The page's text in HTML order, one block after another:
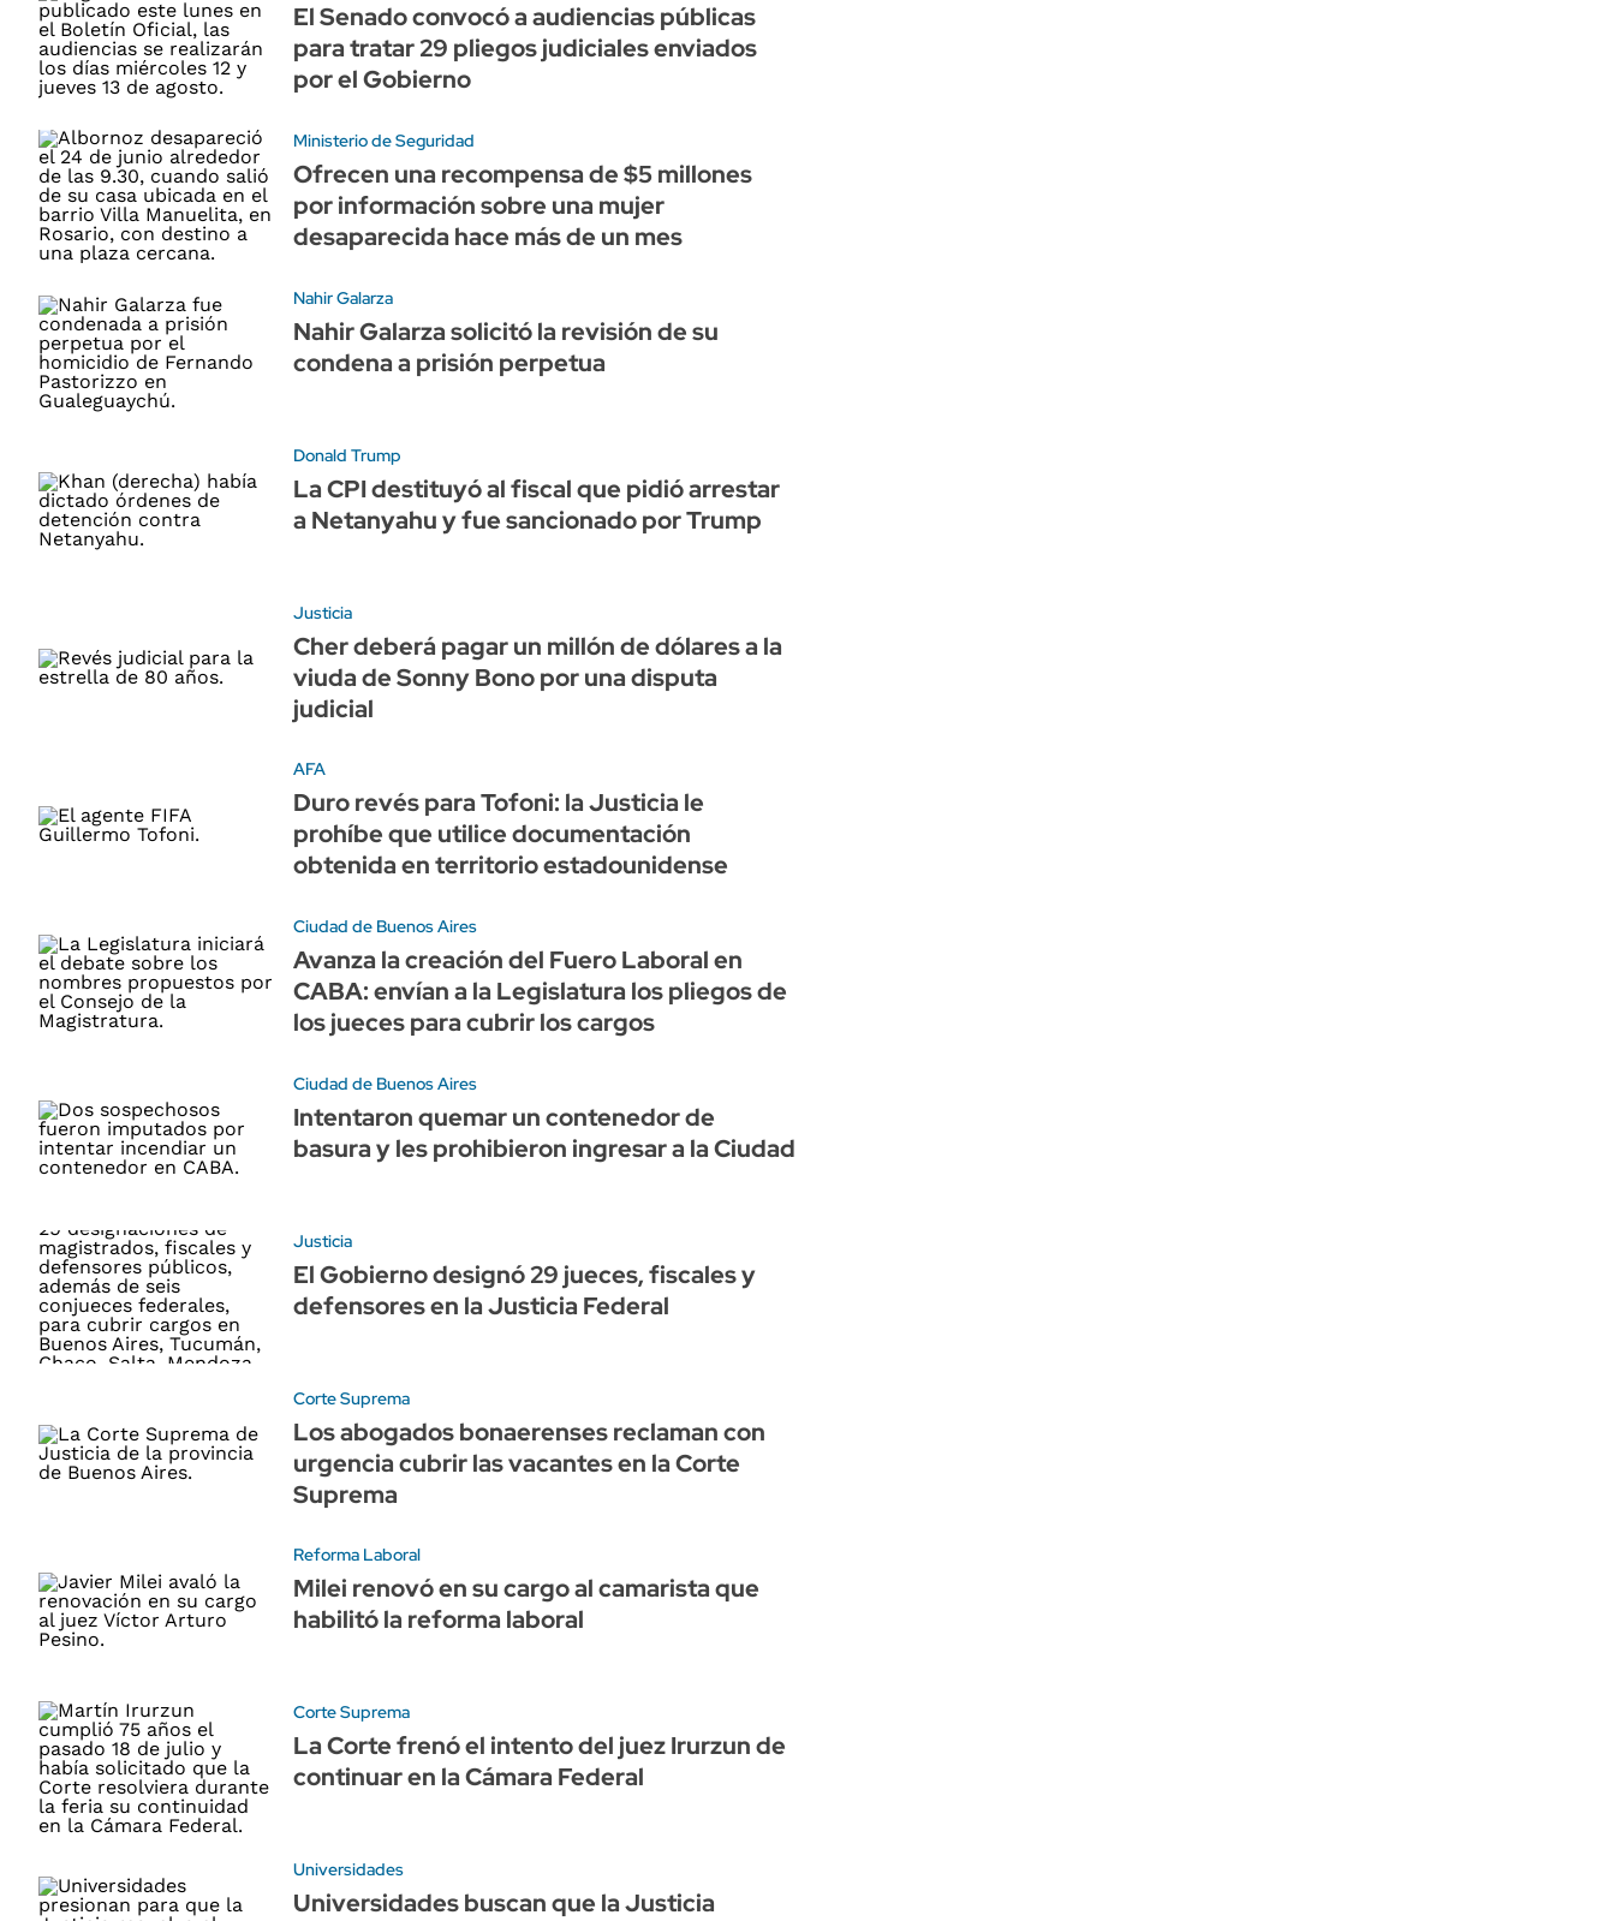
El Senado convocó a audiencias públicas
para tratar 29 pliegos judiciales enviados
por el Gobierno
Ministerio de Seguridad
Ofrecen una recompensa de $5 millones
por información sobre una mujer
desaparecida hace más de un mes
Nahir Galarza
Nahir Galarza solicitó la revisión de su
condena a prisión perpetua
Donald Trump
La CPI destituyó al fiscal que pidió arrestar
a Netanyahu y fue sancionado por Trump
Justicia
Cher deberá pagar un millón de dólares a la
viuda de Sonny Bono por una disputa
judicial
AFA
Duro revés para Tofoni: la Justicia le
prohíbe que utilice documentación
obtenida en territorio estadounidense
Ciudad de Buenos Aires
Avanza la creación del Fuero Laboral en
CABA: envían a la Legislatura los pliegos de
los jueces para cubrir los cargos
Ciudad de Buenos Aires
Intentaron quemar un contenedor de
basura y les prohibieron ingresar a la Ciudad
Justicia
El Gobierno designó 29 jueces, fiscales y
defensores en la Justicia Federal
Corte Suprema
Los abogados bonaerenses reclaman con
urgencia cubrir las vacantes en la Corte
Suprema
Reforma Laboral
Milei renovó en su cargo al camarista que
habilitó la reforma laboral
Corte Suprema
La Corte frenó el intento del juez Irurzun de
continuar en la Cámara Federal
Universidades
Universidades buscan que la Justicia